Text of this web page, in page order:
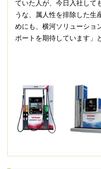
ていた人が、今日入社して
うな、属人性を排除した生
めにも、横河ソリューショ
ポートを期待しています」